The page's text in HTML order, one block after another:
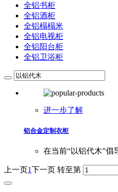
全铝书柜
全铝酒柜
全铝榻榻米
全铝电视柜
全铝阳台柜
全铝卫浴柜
进一步了解
铝合金定制衣柜
在当前“以铝代木”倡
上一页1下一页 转至第